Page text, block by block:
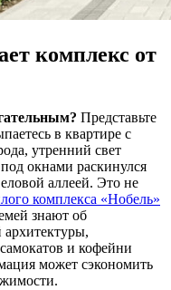
комплекс от
Представьте
в квартире с
утренний свет
окнами раскинулся
аллеей. Это не
комплекса «Нобель»
знают об
и кофейни
может сэкономить